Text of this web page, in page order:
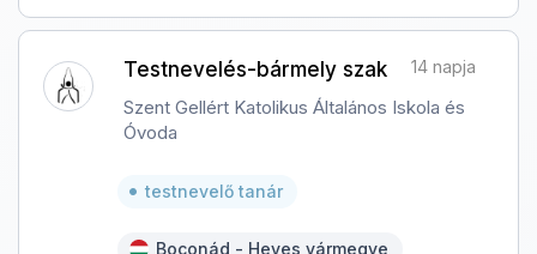
Testnevelés-bármely szak 14 napja
Szent Gellért Katolikus Általános Iskola és
Óvoda
testnevelő tanár
Boconád - Heves vármegye